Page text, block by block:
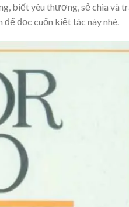
biết yêu thương, sẻ chia và
đọc cuốn kiệt tác này nhé.